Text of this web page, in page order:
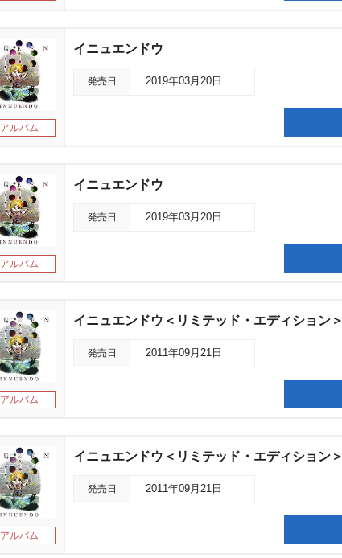
アルバム
イニュエンドウ
発売日 2019年03月20日
アルバム
イニュエンドウ
発売日 2019年03月20日
アルバム
イニュエンドウ＜リミテッド・エディション＞
発売日 2011年09月21日
アルバム
イニュエンドウ＜リミテッド・エディション＞
発売日 2011年09月21日